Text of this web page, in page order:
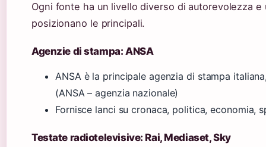
Ogni fonte ha un livello diverso di autorevolezza
posizionano le principali.
Agenzie di stampa: ANSA
ANSA è la principale agenzia di stampa
(ANSA – agenzia nazionale)
Fornisce lanci su cronaca, politica, economia,
Testate radiotelevisive: Rai, Mediaset, Sky